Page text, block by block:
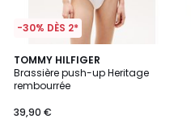
-30% DÈS 2*
TOMMY HILFIGER
Brassière push-up Heritage
rembourrée
39,90 €
5
/
5
3
Couleurs